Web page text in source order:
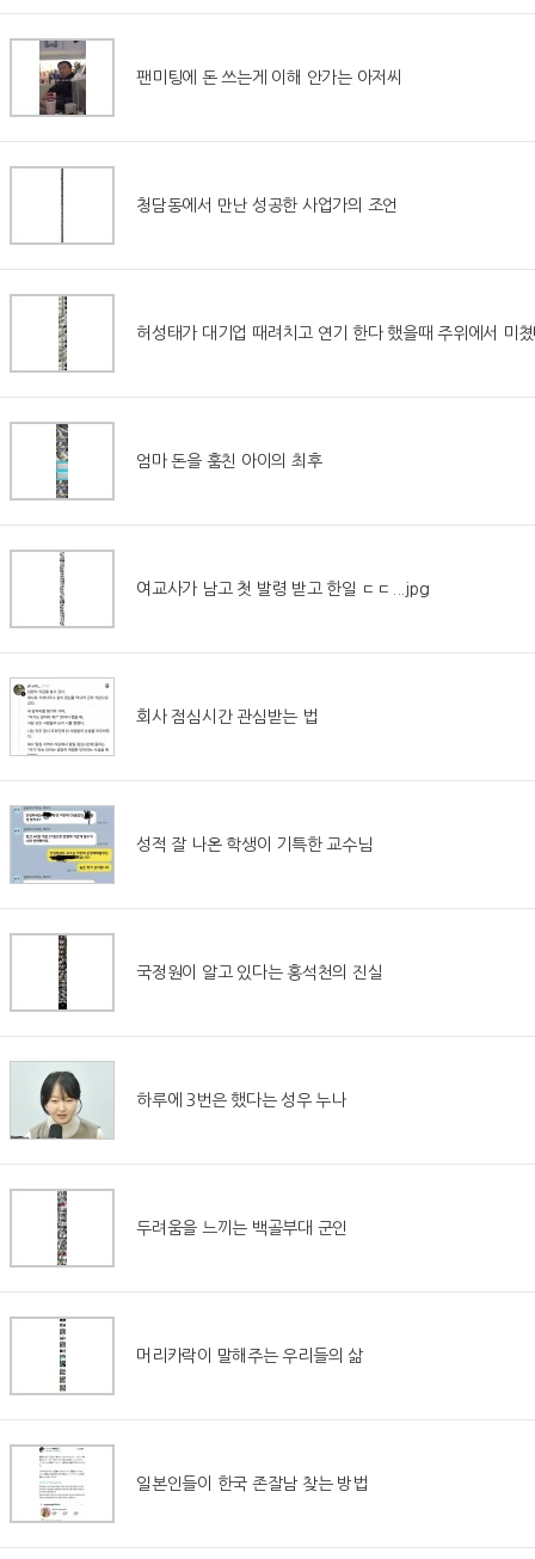
팬미팅에 돈 쓰는게 이해 안가는 아저씨
청담동에서 만난 성공한 사업가의 조언
허성태가 대기업 때려치고 연기 한다 했을때 주위에서 미
엄마 돈을 훔친 아이의 최후
여교사가 남고 첫 발령 받고 한일 ㄷㄷ...jpg
회사 점심시간 관심받는 법
성적 잘 나온 학생이 기특한 교수님
국정원이 알고 있다는 홍석천의 진실
하루에 3번은 했다는 성우 누나
두려움을 느끼는 백골부대 군인
머리카락이 말해주는 우리들의 삶
일본인들이 한국 존잘남 찾는 방법